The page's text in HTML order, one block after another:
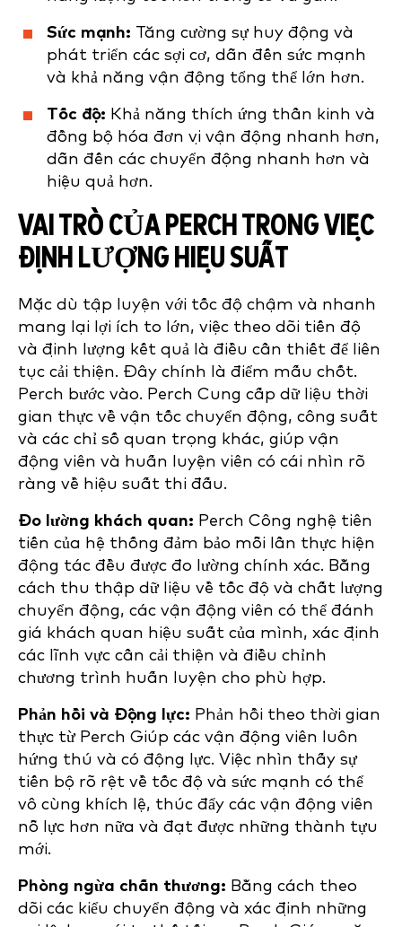
Sức mạnh: Tăng cường sự huy động và
phát triển các sợi cơ, dẫn đến sức mạnh
và khả năng vận động tổng thể lớn hơn.
Tốc độ: Khả năng thích ứng thần kinh và
đồng bộ hóa đơn vị vận động nhanh hơn,
dẫn đến các chuyển động nhanh hơn và
hiệu quả hơn.
VAI TRÒ CỦA PERCH TRONG VIỆC
ĐỊNH LƯỢNG HIỆU SUẤT
Mặc dù tập luyện với tốc độ chậm và nhanh
mang lại lợi ích to lớn, việc theo dõi tiến độ
và định lượng kết quả là điều cần thiết để liên
tục cải thiện. Đây chính là điểm mấu chốt.
Perch bước vào. Perch Cung cấp dữ liệu thời
gian thực về vận tốc chuyển động, công suất
và các chỉ số quan trọng khác, giúp vận
động viên và huấn luyện viên có cái nhìn rõ
ràng về hiệu suất thi đấu.
Đo lường khách quan: Perch Công nghệ tiên
tiến của hệ thống đảm bảo mỗi lần thực hiện
động tác đều được đo lường chính xác. Bằng
cách thu thập dữ liệu về tốc độ và chất lượng
chuyển động, các vận động viên có thể đánh
giá khách quan hiệu suất của mình, xác định
các lĩnh vực cần cải thiện và điều chỉnh
chương trình huấn luyện cho phù hợp.
Phản hồi và Động lực: Phản hồi theo thời gian
thực từ Perch Giúp các vận động viên luôn
hứng thú và có động lực. Việc nhìn thấy sự
tiến bộ rõ rệt về tốc độ và sức mạnh có thể
vô cùng khích lệ, thúc đẩy các vận động viên
nỗ lực hơn nữa và đạt được những thành tựu
mới.
Phòng ngừa chấn thương: Bằng cách theo
dõi các kiểu chuyển động và xác định những